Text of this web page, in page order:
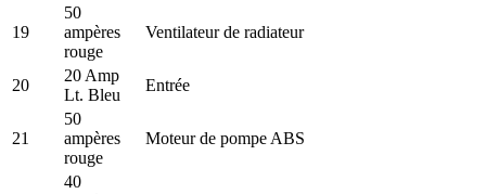
19
50
ampères
rouge
Ventilateur de radiateur
20
20 Amp
Lt. Bleu
Entrée
21
50
ampères
rouge
Moteur de pompe ABS
40